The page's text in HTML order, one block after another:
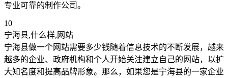
专业可靠的制作公司。
10
宁海县,什么样,网站
宁海县做一个网站需要多少钱随着信息技术的不断发展，越来
越多的企业、政府机构和个人开始关注建立自己的网站，以扩
大知名度和提高品牌形象。那么，如果您是宁海县的一家企业